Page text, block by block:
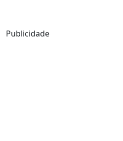
Publicidade